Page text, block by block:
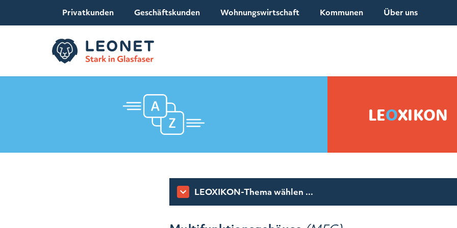
Privatkunden Geschäftskunden Wohnungswirtschaft Kommunen Über uns
LEOXIKON
LEOXIKON-Thema wählen ...